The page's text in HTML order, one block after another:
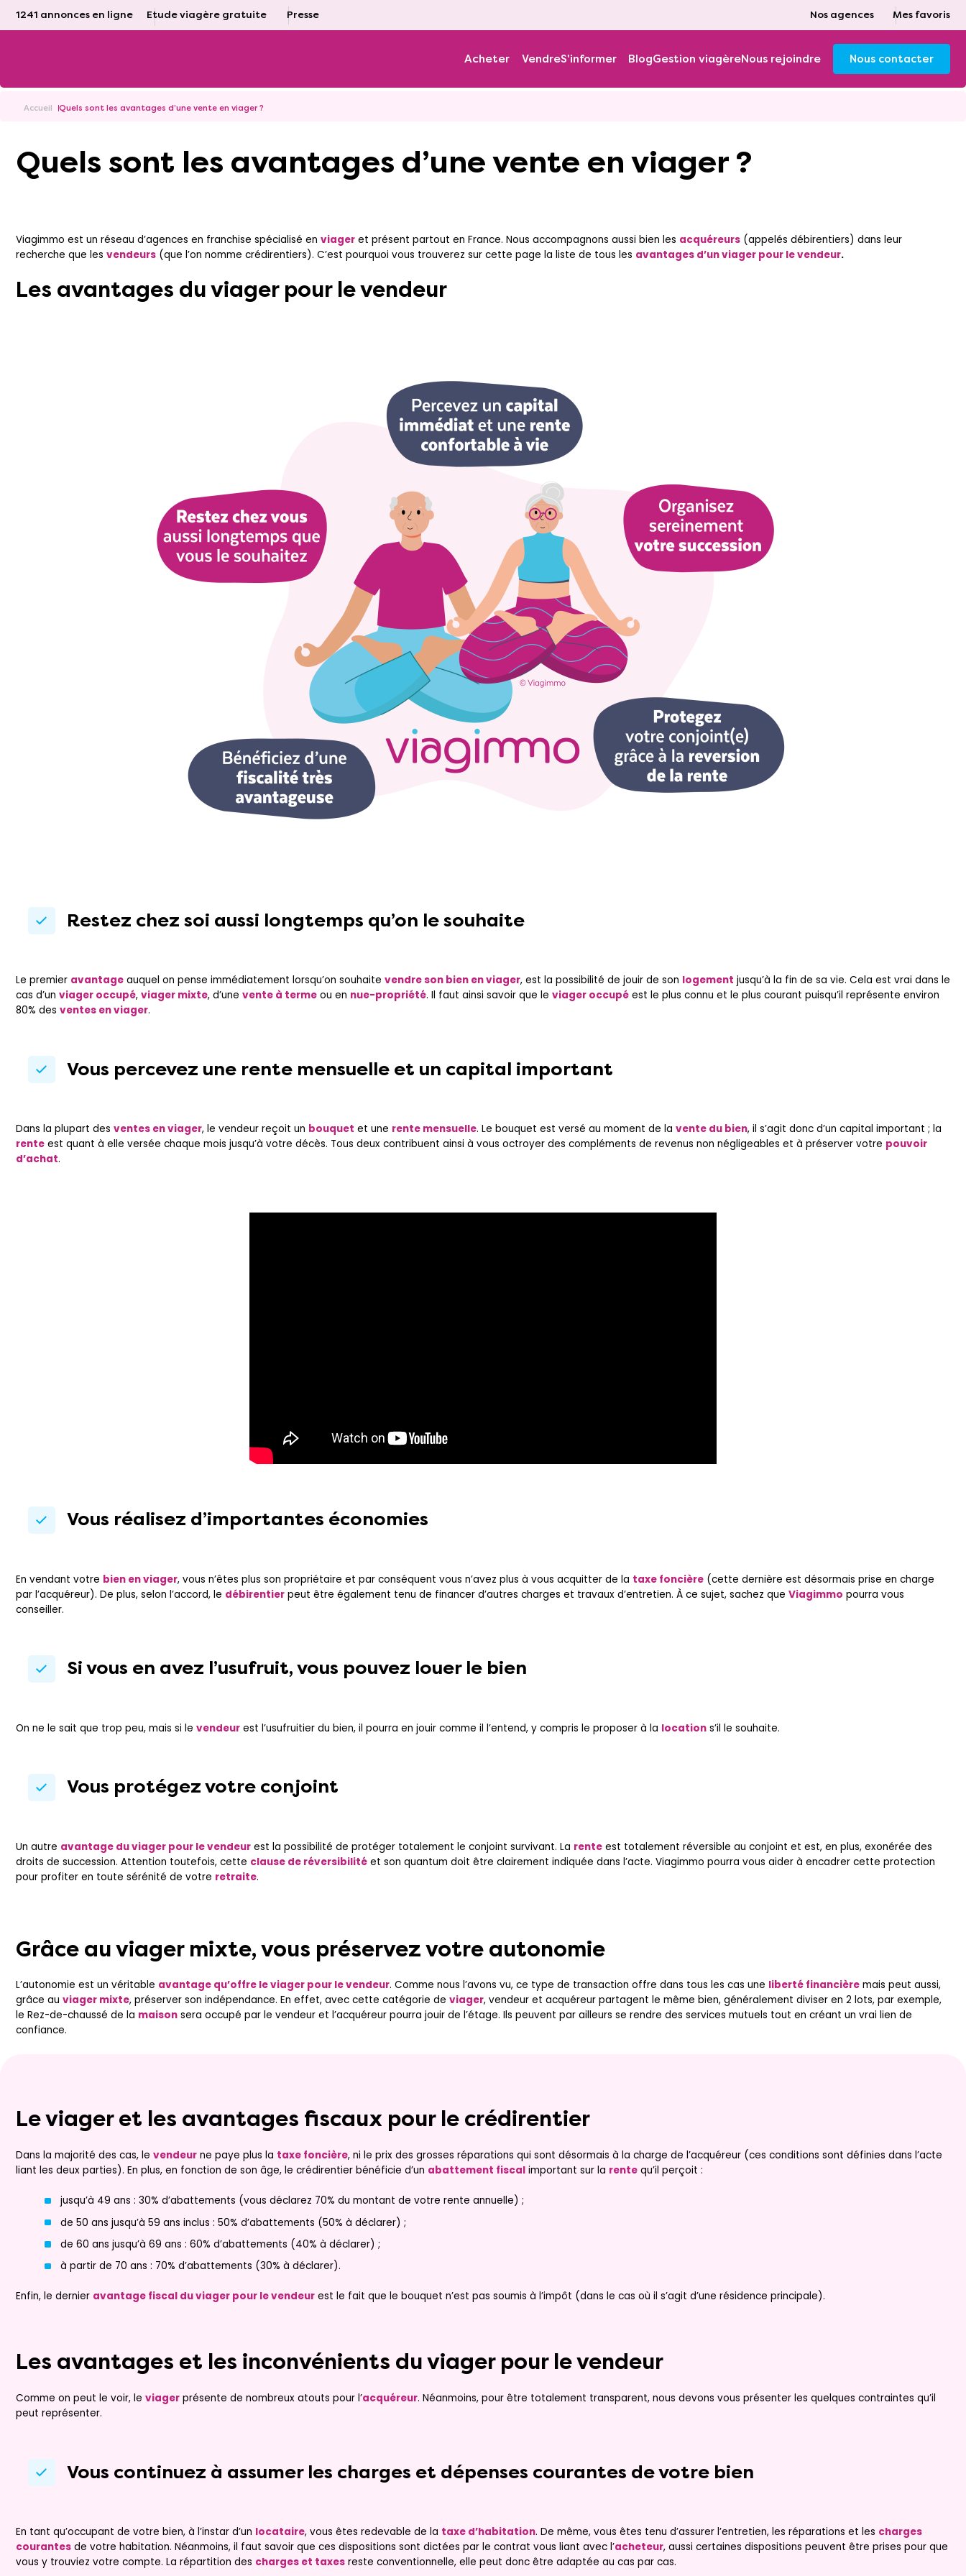
1241 annonces en ligne Etude viagère gratuite Presse Nos agences Mes favoris
Acheter VendreS'informer BlogGestion viagèreNous rejoindre Nous contacter
Accueil Quels sont les avantages d’une vente en viager ?
Quels sont les avantages d’une vente en viager ?
Viagimmo est un réseau d’agences en franchise spécialisé en viager et présent partout en France. Nous accompagnons aussi bien les acquéreurs (appelés débirentiers) dans leur
recherche que les vendeurs (que l’on nomme crédirentiers). C’est pourquoi vous trouverez sur cette page la liste de tous les avantages d’un viager pour le vendeur.
Les avantages du viager pour le vendeur
Restez chez soi aussi longtemps qu’on le souhaite
Le premier avantage auquel on pense immédiatement lorsqu’on souhaite vendre son bien en viager, est la possibilité de jouir de son logement jusqu’à la fin de sa vie. Cela est vrai dans le
cas d’un viager occupé, viager mixte, d’une vente à terme ou en nue-propriété. Il faut ainsi savoir que le viager occupé est le plus connu et le plus courant puisqu’il représente environ
80% des ventes en viager.
Vous percevez une rente mensuelle et un capital important
Dans la plupart des ventes en viager, le vendeur reçoit un bouquet et une rente mensuelle. Le bouquet est versé au moment de la vente du bien, il s’agit donc d’un capital important ; la
rente est quant à elle versée chaque mois jusqu’à votre décès. Tous deux contribuent ainsi à vous octroyer des compléments de revenus non négligeables et à préserver votre pouvoir
d’achat.
Vous réalisez d’importantes économies
En vendant votre bien en viager, vous n’êtes plus son propriétaire et par conséquent vous n’avez plus à vous acquitter de la taxe foncière (cette dernière est désormais prise en charge
par l’acquéreur). De plus, selon l’accord, le débirentier peut être également tenu de financer d’autres charges et travaux d’entretien. À ce sujet, sachez que Viagimmo pourra vous
conseiller.
Si vous en avez l’usufruit, vous pouvez louer le bien
On ne le sait que trop peu, mais si le vendeur est l’usufruitier du bien, il pourra en jouir comme il l’entend, y compris le proposer à la location s’il le souhaite.
Vous protégez votre conjoint
Un autre avantage du viager pour le vendeur est la possibilité de protéger totalement le conjoint survivant. La rente est totalement réversible au conjoint et est, en plus, exonérée des
droits de succession. Attention toutefois, cette clause de réversibilité et son quantum doit être clairement indiquée dans l’acte. Viagimmo pourra vous aider à encadrer cette protection
pour profiter en toute sérénité de votre retraite.
Grâce au viager mixte, vous préservez votre autonomie
L’autonomie est un véritable avantage qu’offre le viager pour le vendeur. Comme nous l’avons vu, ce type de transaction offre dans tous les cas une liberté financière mais peut aussi,
grâce au viager mixte, préserver son indépendance. En effet, avec cette catégorie de viager, vendeur et acquéreur partagent le même bien, généralement diviser en 2 lots, par exemple,
le Rez-de-chaussé de la maison sera occupé par le vendeur et l’acquéreur pourra jouir de l’étage. Ils peuvent par ailleurs se rendre des services mutuels tout en créant un vrai lien de
confiance.
Le viager et les avantages fiscaux pour le crédirentier
Dans la majorité des cas, le vendeur ne paye plus la taxe foncière, ni le prix des grosses réparations qui sont désormais à la charge de l’acquéreur (ces conditions sont définies dans l’acte
liant les deux parties). En plus, en fonction de son âge, le crédirentier bénéficie d’un abattement fiscal important sur la rente qu’il perçoit :
jusqu’à 49 ans : 30% d’abattements (vous déclarez 70% du montant de votre rente annuelle) ;
de 50 ans jusqu’à 59 ans inclus : 50% d’abattements (50% à déclarer) ;
de 60 ans jusqu’à 69 ans : 60% d’abattements (40% à déclarer) ;
à partir de 70 ans : 70% d’abattements (30% à déclarer).
Enfin, le dernier avantage fiscal du viager pour le vendeur est le fait que le bouquet n’est pas soumis à l’impôt (dans le cas où il s’agit d’une résidence principale).
Les avantages et les inconvénients du viager pour le vendeur
Comme on peut le voir, le viager présente de nombreux atouts pour l’acquéreur. Néanmoins, pour être totalement transparent, nous devons vous présenter les quelques contraintes qu’il
peut représenter.
Vous continuez à assumer les charges et dépenses courantes de votre bien
En tant qu’occupant de votre bien, à l’instar d’un locataire, vous êtes redevable de la taxe d’habitation. De même, vous êtes tenu d’assurer l’entretien, les réparations et les charges
courantes de votre habitation. Néanmoins, il faut savoir que ces dispositions sont dictées par le contrat vous liant avec l’acheteur, aussi certaines dispositions peuvent être prises pour que
vous y trouviez votre compte. La répartition des charges et taxes reste conventionnelle, elle peut donc être adaptée au cas par cas.